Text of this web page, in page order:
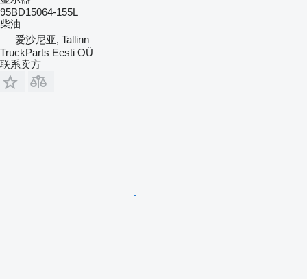
95BD15064-155L
柴油
爱沙尼亚, Tallinn
TruckParts Eesti OÜ
联系卖方